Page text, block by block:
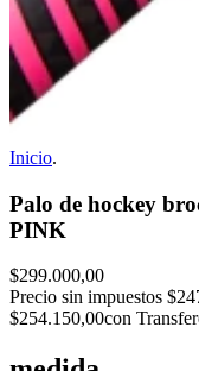
Inicio.
Palo de hockey
PINK
$299.000,00
Precio sin impuestos
$254.150,00con